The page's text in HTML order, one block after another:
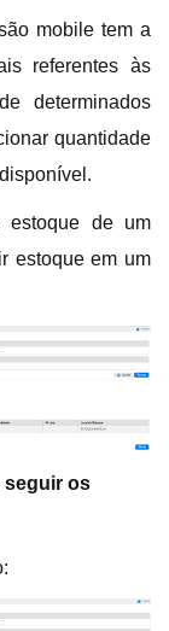
mobile tem a
referentes às
determinados
quantidade
estoque de um
estoque em um
seguir os